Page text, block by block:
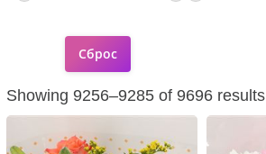
Showing 9256–9285 of 9696 results